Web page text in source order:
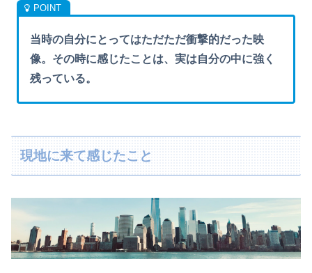
当時の自分にとってはただただ衝撃的だった映
像。その時に感じたことは、実は自分の中に強く
残っている。
現地に来て感じたこと